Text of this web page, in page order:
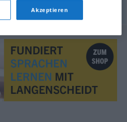
Akzeptieren